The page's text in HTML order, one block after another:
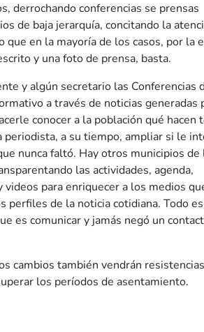
derrochando conferencias se prensas
de baja jerarquía, concitando la
en la mayoría de los casos, por la
y una foto de prensa, basta.
y algún secretario las Conferencias
a través de noticias generadas
conocer a la población qué hacen
periodista, a su tiempo, ampliar si le
nunca faltó. Hay otros municipios de
las actividades, agenda,
para enriquecer a los medios
perfiles de la noticia cotidiana. Todo es
es comunicar y jamás negó un
cambios también vendrán
los períodos de asentamiento.